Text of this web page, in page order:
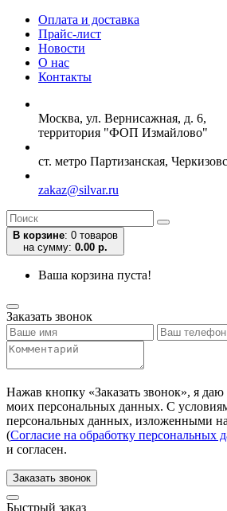
Оплата и доставка
Прайс-лист
Новости
О нас
Контакты
Москва, ул. Вернисажная, д. 6,
территория "ФОП Измайлово"
ст. метро Партизанская,
zakaz@silvar.ru
В корзине: 0 товаров
на сумму: 0.00 р.
Ваша корзина пуста!
Заказать звонок
Нажав кнопку «Заказать звонок», я даю
моих персональных данных. С
персональных данных, изложенными на
(Согласие на обработку персональных
и согласен.
Заказать звонок
Быстрый заказ